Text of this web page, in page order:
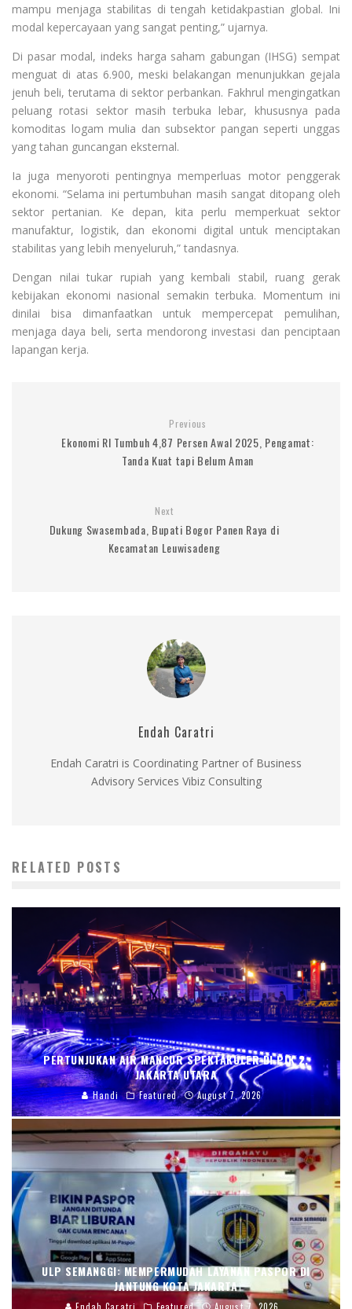
mampu menjaga stabilitas di tengah ketidakpastian global. Ini
modal kepercayaan yang sangat penting,” ujarnya.
Di pasar modal, indeks harga saham gabungan (IHSG) sempat
menguat di atas 6.900, meski belakangan menunjukkan gejala
jenuh beli, terutama di sektor perbankan. Fakhrul mengingatkan
peluang rotasi sektor masih terbuka lebar, khususnya pada
komoditas logam mulia dan subsektor pangan seperti unggas
yang tahan guncangan eksternal.
Ia juga menyoroti pentingnya memperluas motor penggerak
ekonomi. “Selama ini pertumbuhan masih sangat ditopang oleh
sektor pertanian. Ke depan, kita perlu memperkuat sektor
manufaktur, logistik, dan ekonomi digital untuk menciptakan
stabilitas yang lebih menyeluruh,” tandasnya.
Dengan nilai tukar rupiah yang kembali stabil, ruang gerak
kebijakan ekonomi nasional semakin terbuka. Momentum ini
dinilai bisa dimanfaatkan untuk mempercepat pemulihan,
menjaga daya beli, serta mendorong investasi dan penciptaan
lapangan kerja.
Previous
Ekonomi RI Tumbuh 4,87 Persen Awal 2025, Pengamat:
Tanda Kuat tapi Belum Aman
Next
Dukung Swasembada, Bupati Bogor Panen Raya di
Kecamatan Leuwisadeng
Endah Caratri
Endah Caratri is Coordinating Partner of Business
Advisory Services Vibiz Consulting
RELATED POSTS
PERTUNJUKAN AIR MANCUR SPEKTAKULER DI PIK 2,
JAKARTA UTARA
Handi Featured August 7, 2026
ULP SEMANGGI: MEMPERMUDAH LAYANAN PASPOR DI
JANTUNG KOTA JAKARTA
Endah Caratri Featured August 7, 2026